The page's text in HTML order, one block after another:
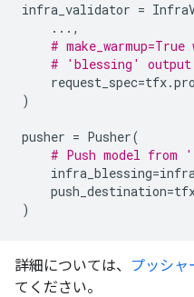
infra_validator =
... ,
#
# 'blessing'
request_spec=tfx.
)
pusher = Pusher(
# Push model
infra_blessing=
push_destination=
)
詳細については、 プッシャ
てください。